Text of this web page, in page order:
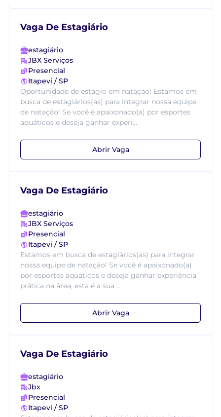
Vaga De Estagiário
estagiário
JBX Serviços
Presencial
Itapevi / SP
Oportunidade de estágio em natação! Estamos em
busca de estagiários(as) para integrar nossa equipe
de natação! Se você é apaixonado(a) por esportes
aquáticos e deseja ganhar experi...
Abrir Vaga
Vaga De Estagiário
estagiário
JBX Serviços
Presencial
Itapevi / SP
Estamos em busca de estagiários(as) para integrar
nossa equipe de natação! Se você é apaixonado(a)
por esportes aquáticos e deseja ganhar experiência
prática na área, esta é a sua ...
Abrir Vaga
Vaga De Estagiário
estagiário
Jbx
Presencial
Itapevi / SP